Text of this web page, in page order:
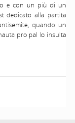
e con un più di un
dedicato alla partita
quando un
pro pal lo insulta